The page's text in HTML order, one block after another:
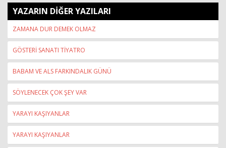
YAZARIN DİĞER YAZILARI
ZAMANA DUR DEMEK OLMAZ
GÖSTERİ SANATI TİYATRO
BABAM VE ALS FARKINDALIK GÜNÜ
SÖYLENECEK ÇOK ŞEY VAR
YARAYI KAŞIYANLAR
YARAYI KAŞIYANLAR